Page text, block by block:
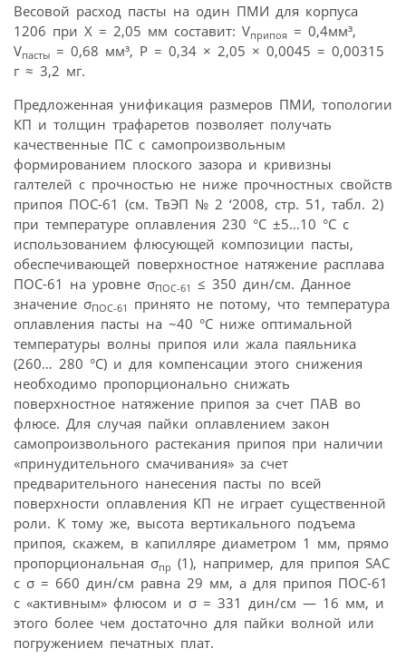
Весовой расход пасты на один ПМИ для корпуса
1206 при X = 2,05 мм составит: Vприпоя = 0,4мм³,
Vпасты = 0,68 мм³, P = 0,34 × 2,05 × 0,0045 = 0,00315
г ≈ 3,2 мг.
Предложенная унификация размеров ПМИ, топологии
КП и толщин трафаретов позволяет получать
качественные ПС с самопроизвольным
формированием плоского зазора и кривизны
галтелей с прочностью не ниже прочностных свойств
припоя ПОС-61 (см. ТвЭП № 2 ‘2008, стр. 51, табл. 2)
при температуре оплавления 230 °С ±5…10 °С с
использованием флюсующей композиции пасты,
обеспечивающей поверхностное натяжение расплава
ПОС-61 на уровне σПОС-61 ≤ 350 дин/см. Данное
значение σПОС-61
принято не потому, что температура
оплавления пасты на ~40 °С ниже оптимальной
температуры волны припоя или жала паяльника
(260… 280 °С) и для компенсации этого снижения
необходимо пропорционально снижать
поверхностное натяжение припоя за счет ПАВ во
флюсе. Для случая пайки оплавлением закон
самопроизвольного растекания припоя при наличии
«принудительного смачивания» за счет
предварительного нанесения пасты по всей
поверхности оплавления КП не играет существенной
роли. К тому же, высота вертикального подъема
припоя, скажем, в капилляре диаметром 1 мм, прямо
пропорциональная σпр (1), например, для припоя SAС
с σ = 660 дин/см равна 29 мм, а для припоя ПОС-61
с «активным» флюсом и σ = 331 дин/см — 16 мм, и
этого более чем достаточно для пайки волной или
погружением печатных плат.